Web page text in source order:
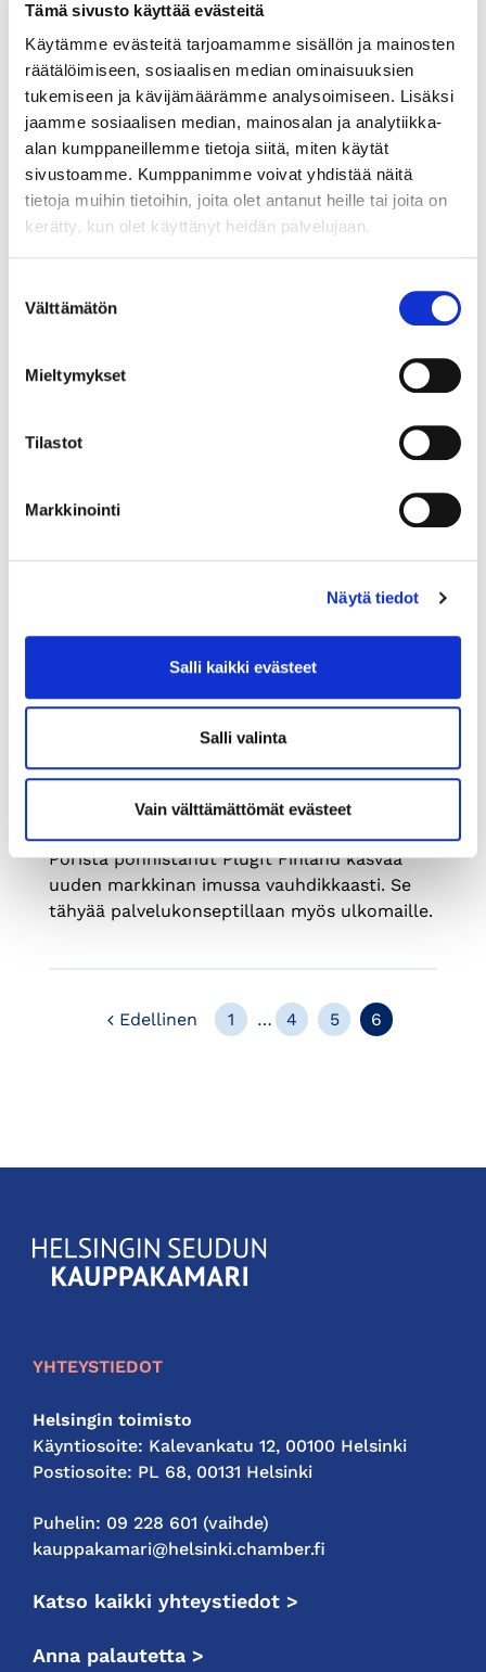
Tämä sivusto käyttää evästeitä
Käytämme evästeitä tarjoamamme sisällön ja mainosten
räätälöimiseen, sosiaalisen median ominaisuuksien
tukemiseen ja kävijämäärämme analysoimiseen. Lisäksi
jaamme sosiaalisen median, mainosalan ja analytiikka-
alan kumppaneillemme tietoja siitä, miten käytät
sivustoamme. Kumppanimme voivat yhdistää näitä
tietoja muihin tietoihin, joita olet antanut heille tai joita on
kerätty, kun olet käyttänyt heidän palvelujaan.
valinta
Välttämätön
Mieltymykset
Tilastot
Markkinointi
Näytä tiedot
Salli kaikki evästeet
Salli valinta
Vain välttämättömät evästeet
7.2.2018 KAAVOITUS JA RAKENTAMINEN
Helsingin hallinto-oikeus:
Helsingin uusi yleiskaava
osittain lainvastainen
Kaupunginvaltuuston lokakuussa 2016
Helsingin hallinto-oikeuden mukaan osittain
19.9.2017 JÄSENTARINAT
Sähköautoilun sanansaattaja
kaipaa asennemuutosta
alkutaipaleella, mutta niihin liittyvä
teknologia ja palvelukehitys ovat jo maailman
Porista ponnistanut PlugIt Finland kasvaa
uuden markkinan imussa vauhdikkaasti. Se
tähyää palvelukonseptillaan myös ulkomaille.
EdellinenEdellinen
1 … 4 5 6
KauppakamariHelsingin
seudun
YHTEYSTIEDOT
Helsingin toimisto
Käyntiosoite: Kalevankatu 12, 00100 Helsinki
Postiosoite: PL 68, 00131 Helsinki
Puhelin: 09 228 601 (vaihde)
kauppakamari@helsinki.chamber.fi
Katso kaikki yhteystiedot >
Anna palautetta >